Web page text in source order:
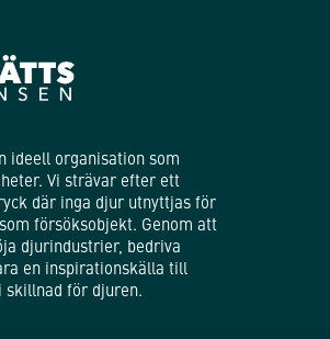
ideell organisation som
Vi strävar efter ett
där inga djur utnyttjas för
försöksobjekt. Genom att
djurindustrier, bedriva
en inspirationskälla till
skillnad för djuren.